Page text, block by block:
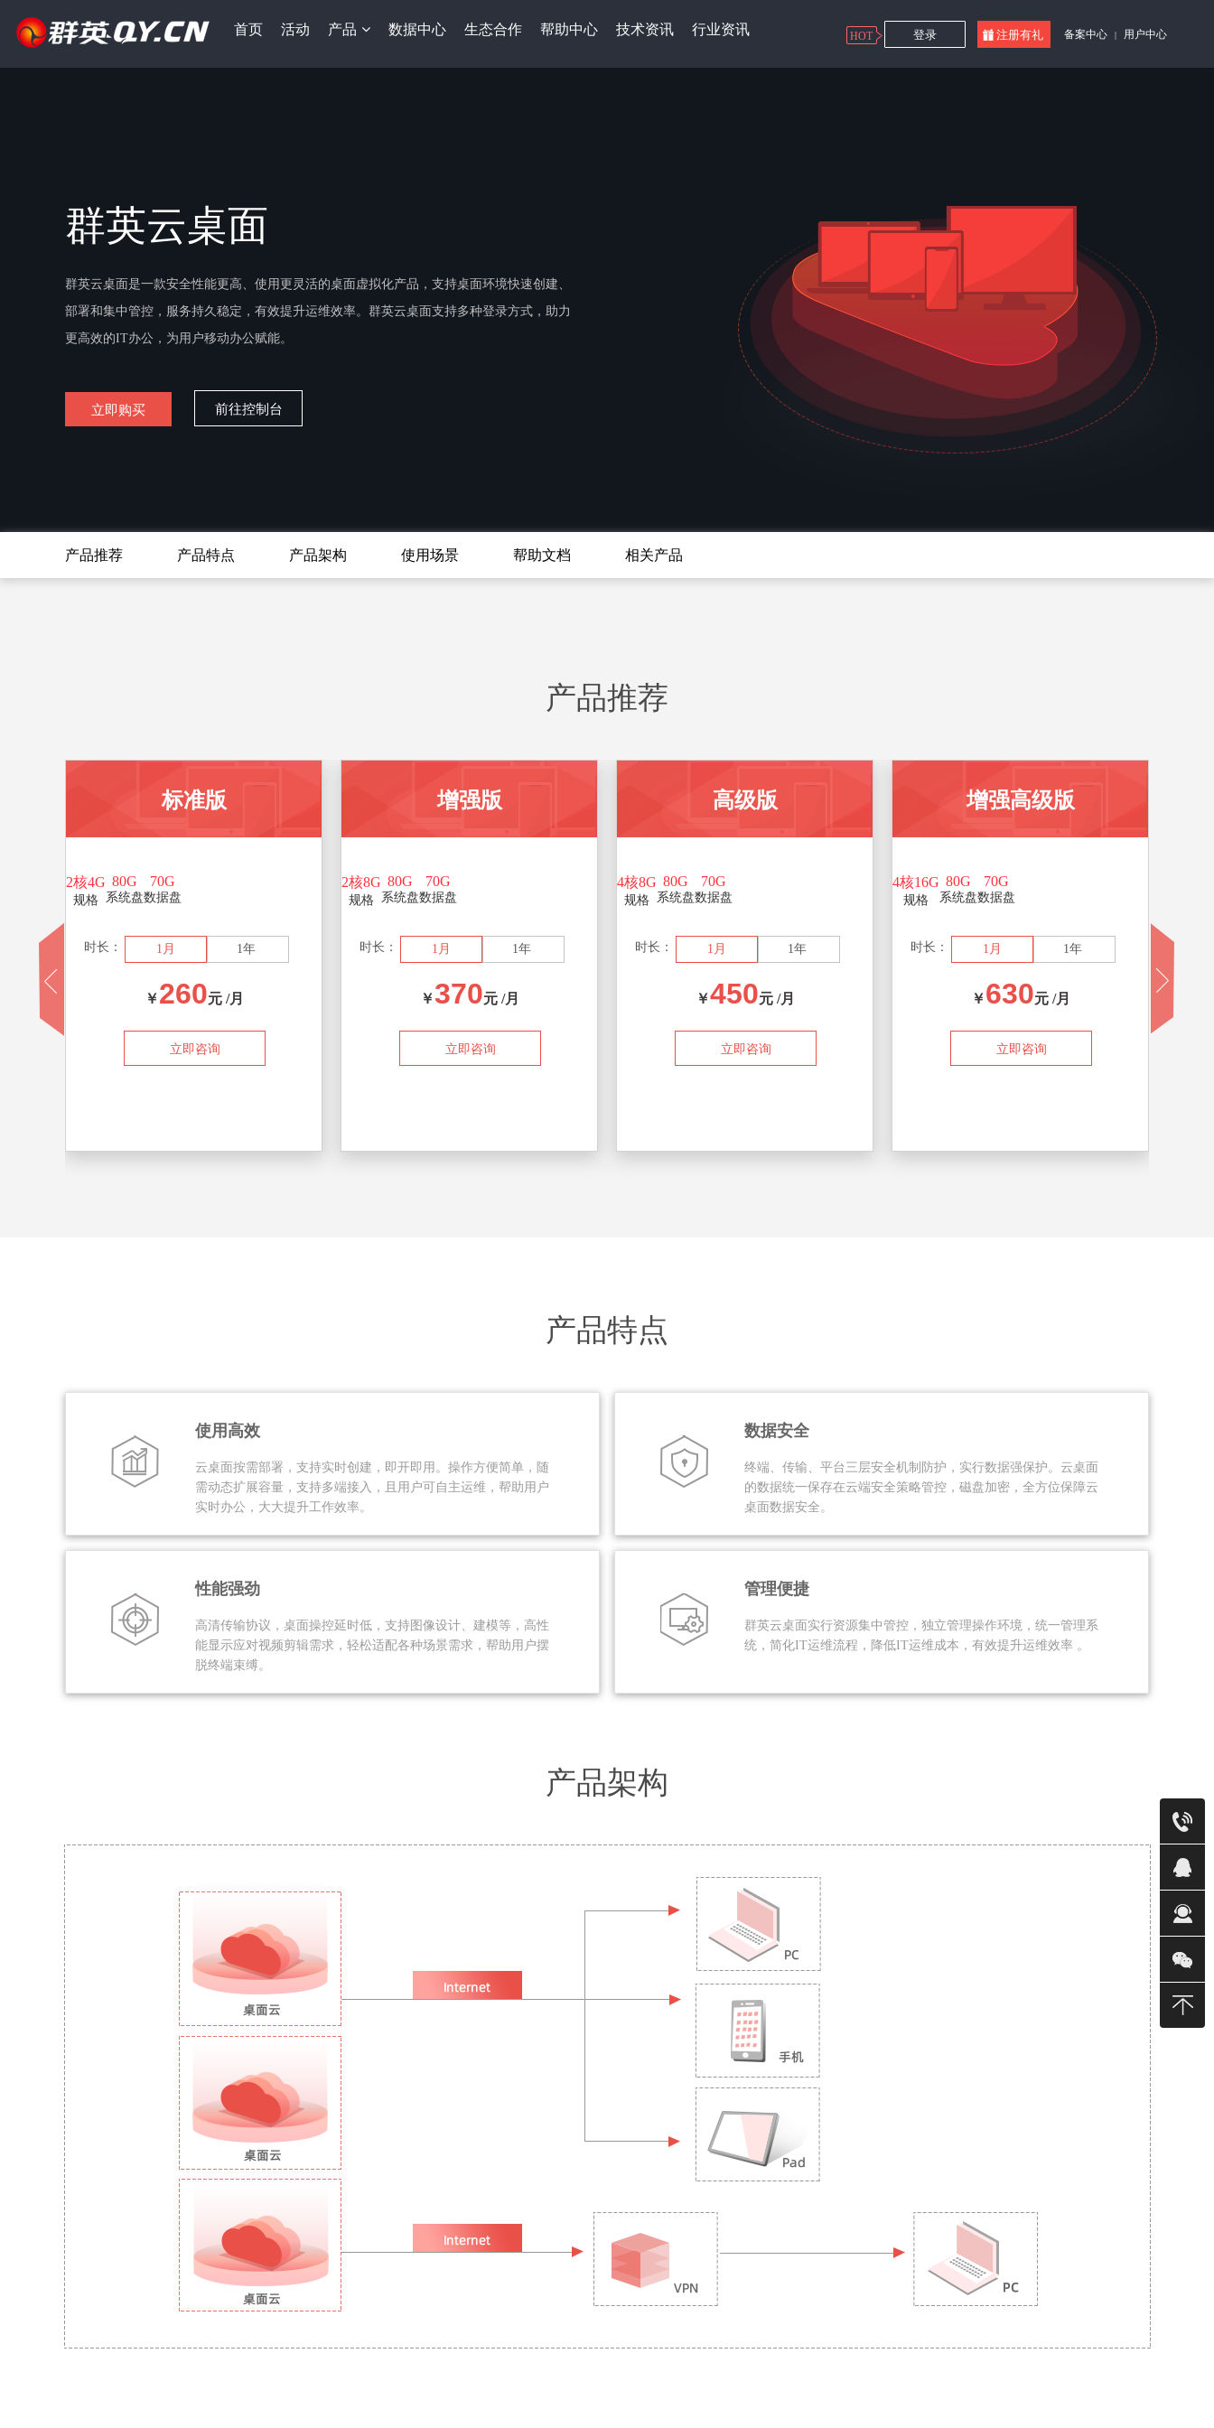
首页 活动 产品 数据中心 生态合作 帮助中心 技术资讯 行业资讯 登录 注册有礼 备案中心 | 用户中心
HOT
群英云桌面
群英云桌面是一款安全性能更高、使用更灵活的桌面虚拟化产品，支持桌面环境快速创建、
部署和集中管控，服务持久稳定，有效提升运维效率。群英云桌面支持多种登录方式，助力
更高效的IT办公，为用户移动办公赋能。
立即购买 前往控制台
产品推荐 产品特点 产品架构 使用场景 帮助文档 相关产品
产品推荐
标准版
2核4G
规格
80G
系统盘
70G
数据盘
时长： 1月 1年
￥260元 /月
立即咨询
增强版
2核8G
规格
80G
系统盘
70G
数据盘
时长： 1月 1年
￥370元 /月
立即咨询
高级版
4核8G
规格
80G
系统盘
70G
数据盘
时长： 1月 1年
￥450元 /月
立即咨询
增强高级版
4核16G
规格
80G
系统盘
70G
数据盘
时长： 1月 1年
￥630元 /月
立即咨询
产品特点
使用高效
云桌面按需部署，支持实时创建，即开即用。操作方便简单，随
需动态扩展容量，支持多端接入，且用户可自主运维，帮助用户
实时办公，大大提升工作效率。
数据安全
终端、传输、平台三层安全机制防护，实行数据强保护。云桌面
的数据统一保存在云端安全策略管控，磁盘加密，全方位保障云
桌面数据安全。
性能强劲
高清传输协议，桌面操控延时低，支持图像设计、建模等，高性
能显示应对视频剪辑需求，轻松适配各种场景需求，帮助用户摆
脱终端束缚。
管理便捷
群英云桌面实行资源集中管控，独立管理操作环境，统一管理系
统，简化IT运维流程，降低IT运维成本，有效提升运维效率 。
产品架构
售前
销售(铭)
销售(金)
销售(莹)
销售(强)